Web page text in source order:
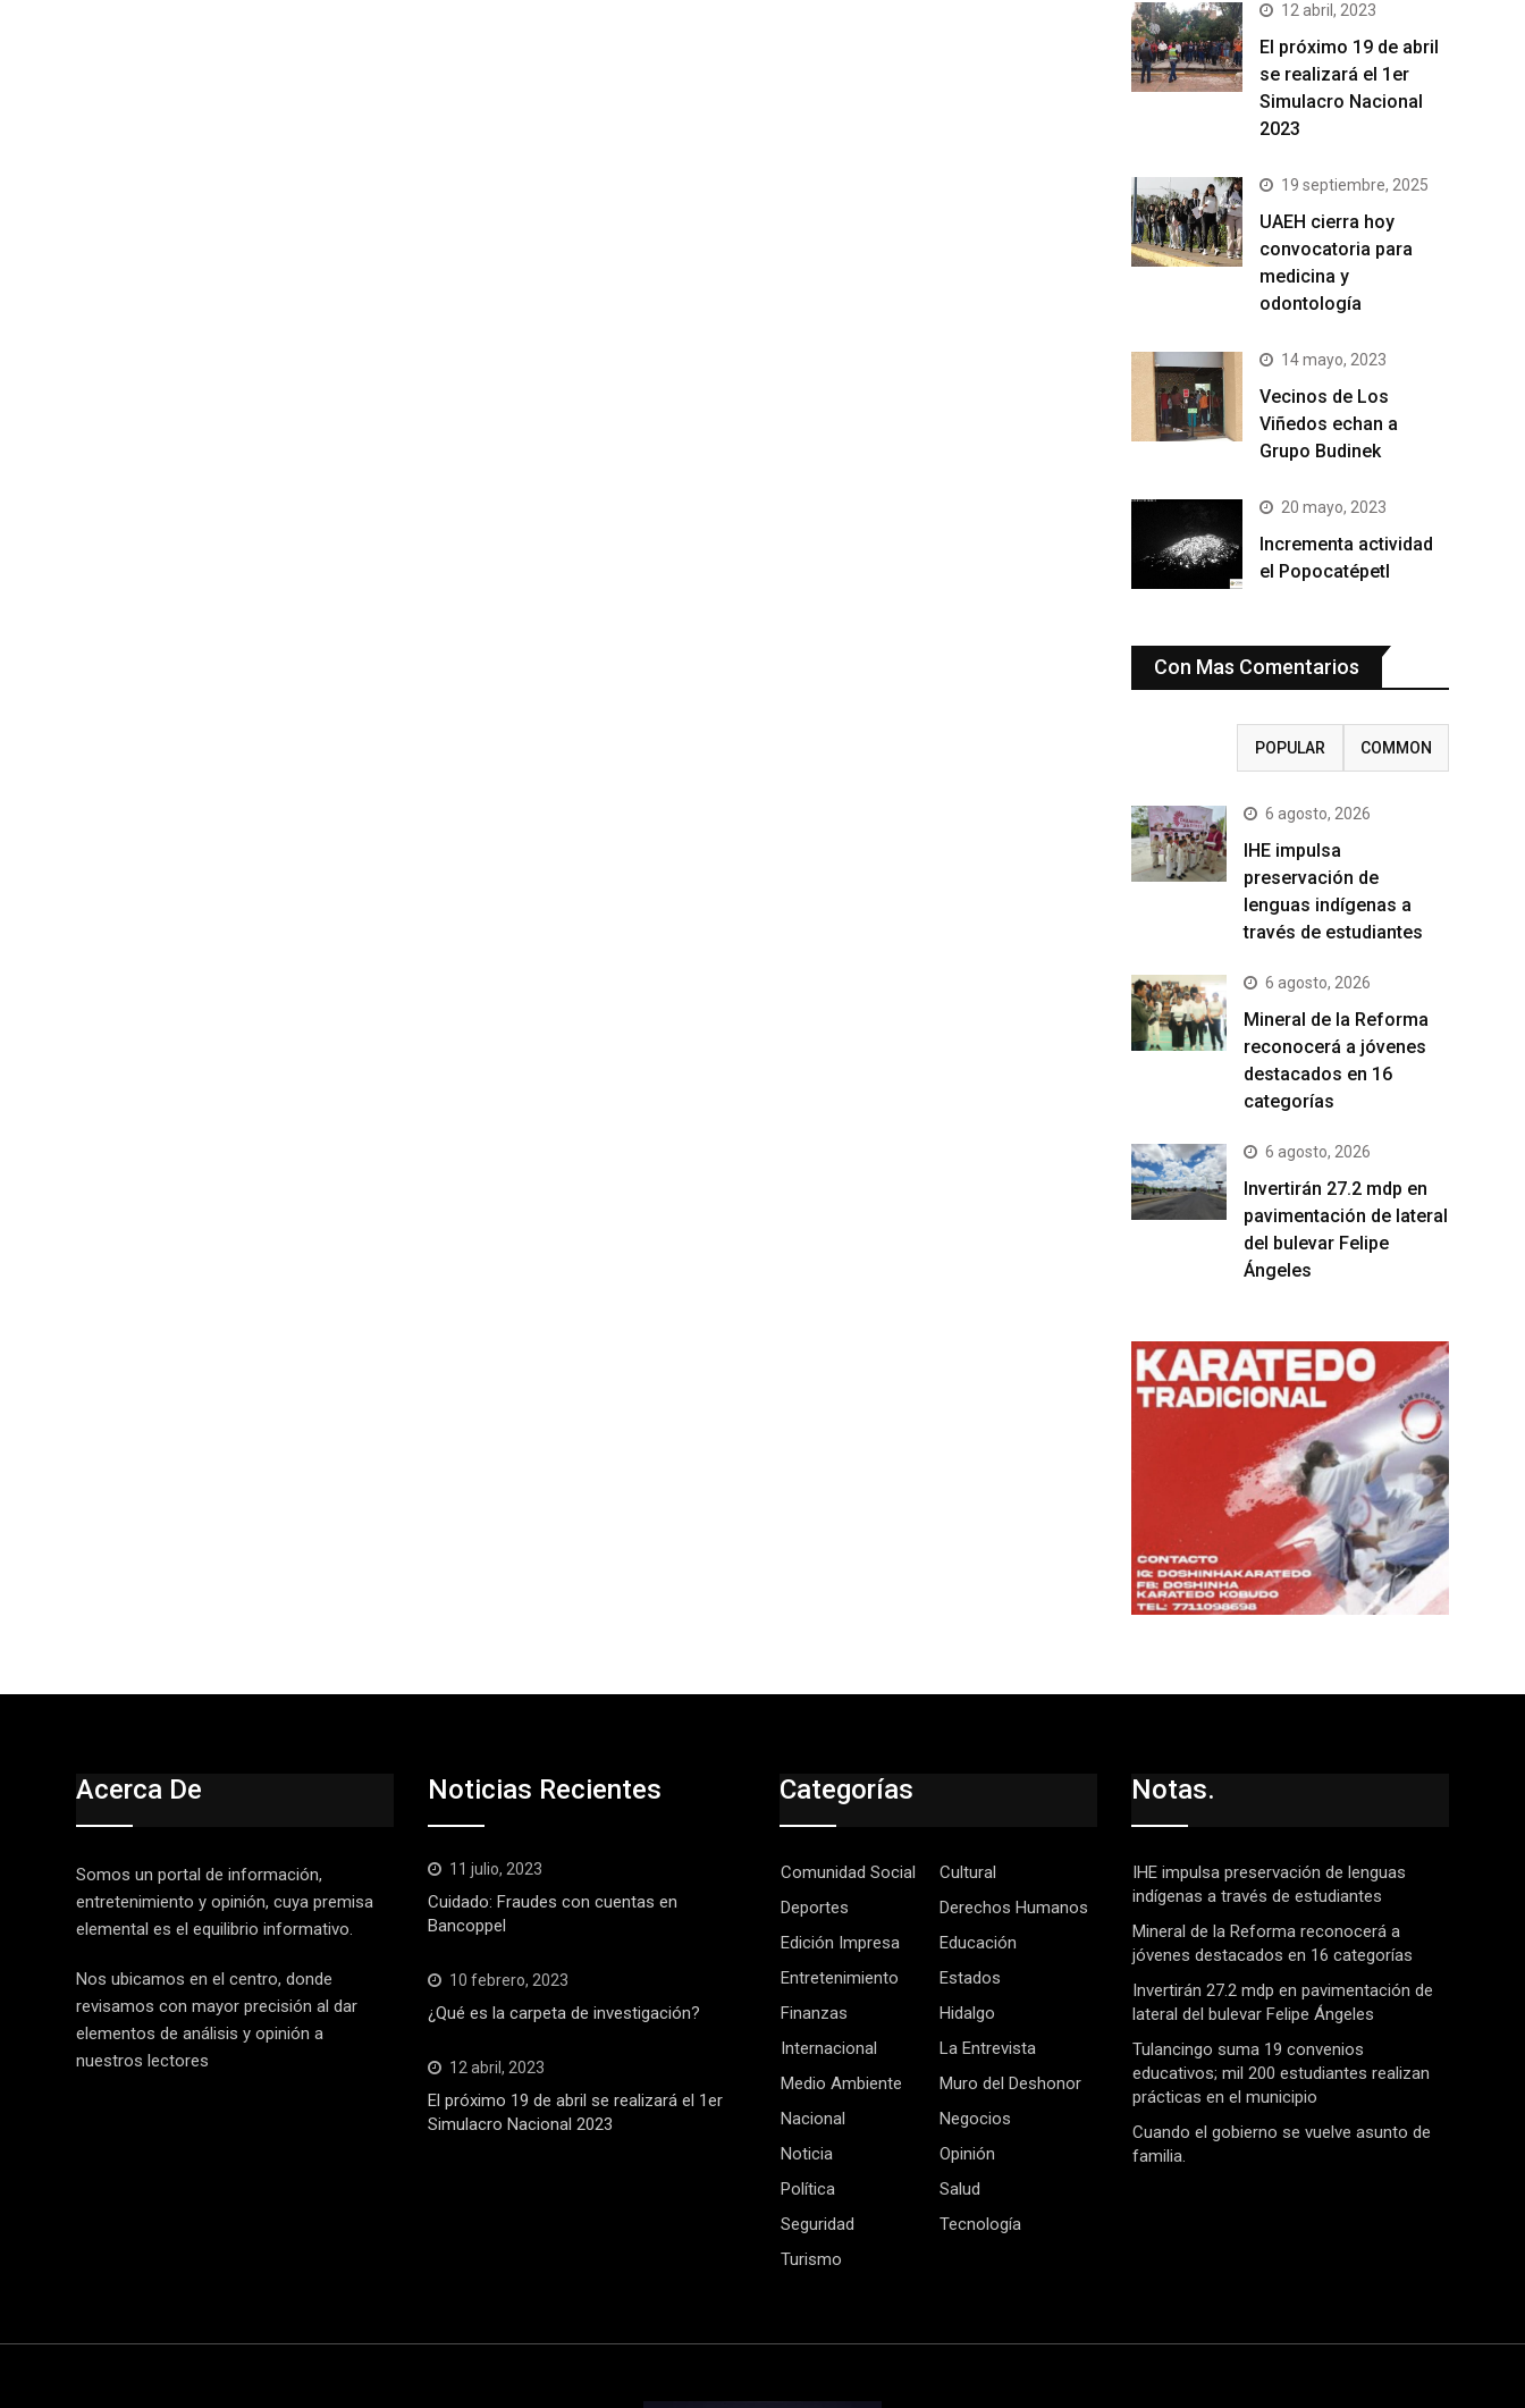
12 abril, 2023
El próximo 19 de abril
se realizará el 1er
Simulacro Nacional
2023
19 septiembre, 2025
UAEH cierra hoy
convocatoria para
medicina y
odontología
14 mayo, 2023
Vecinos de Los
Viñedos echan a
Grupo Budinek
20 mayo, 2023
Incrementa actividad
el Popocatépetl
Con Mas Comentarios
POPULAR COMMON
6 agosto, 2026
IHE impulsa
preservación de
lenguas indígenas a
través de estudiantes
6 agosto, 2026
Mineral de la Reforma
reconocerá a jóvenes
destacados en 16
categorías
6 agosto, 2026
Invertirán 27.2 mdp en
pavimentación de lateral
del bulevar Felipe
Ángeles
Acerca De
Somos un portal de información,
entretenimiento y opinión, cuya premisa
elemental es el equilibrio informativo.
Nos ubicamos en el centro, donde
revisamos con mayor precisión al dar
elementos de análisis y opinión a
nuestros lectores
Noticias Recientes
11 julio, 2023
Cuidado: Fraudes con cuentas en
Bancoppel
10 febrero, 2023
¿Qué es la carpeta de investigación?
12 abril, 2023
El próximo 19 de abril se realizará el 1er
Simulacro Nacional 2023
Categorías
Comunidad Social
Cultural
Deportes
Derechos Humanos
Edición Impresa
Educación
Entretenimiento
Estados
Finanzas
Hidalgo
Internacional
La Entrevista
Medio Ambiente
Muro del Deshonor
Nacional
Negocios
Noticia
Opinión
Política
Salud
Seguridad
Tecnología
Turismo
Notas.
IHE impulsa preservación de lenguas
indígenas a través de estudiantes
Mineral de la Reforma reconocerá a
jóvenes destacados en 16 categorías
Invertirán 27.2 mdp en pavimentación de
lateral del bulevar Felipe Ángeles
Tulancingo suma 19 convenios
educativos; mil 200 estudiantes realizan
prácticas en el municipio
Cuando el gobierno se vuelve asunto de
familia.